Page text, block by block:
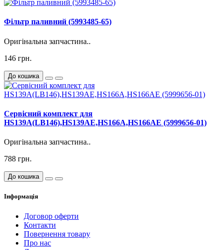
Фільтр паливний (5993485-65)
Оригінальна запчастина..
146 грн.
До кошика
Сервісний комплект для
HS139A(LB146),HS139AE,HS166A,HS166AE (5999656-01)
Оригінальна запчастина..
788 грн.
До кошика
Інформація
Договор оферти
Контакти
Повернення товару
Про нас